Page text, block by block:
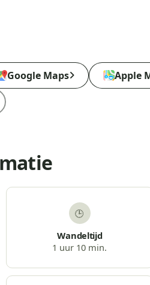
Google Maps
Apple
🕒
Wandeltijd
1 uur 10 min.